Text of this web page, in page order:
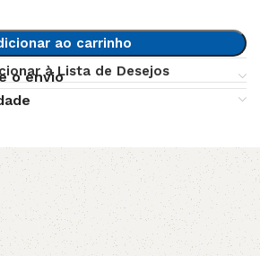
ao carrinho
à Lista de Desejos
o envio